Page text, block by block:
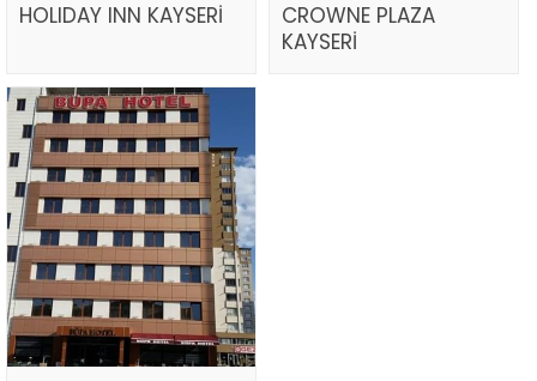
HOLIDAY INN KAYSERİ
CROWNE PLAZA
KAYSERİ